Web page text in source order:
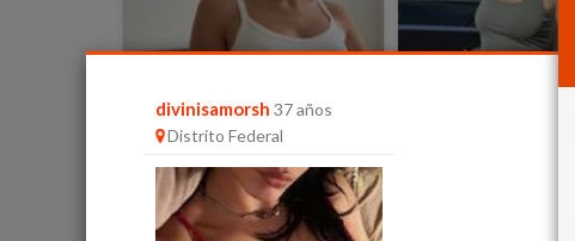
DulceV2732 años
divinisamorsh 37 años
Distrito Federal